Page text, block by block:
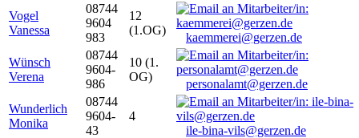
Vogel
Vanessa
08744
9604
983
12
(1.OG)
kaemmerei@gerzen.de
Wünsch
Verena
08744
9604-
986
10 (1.
OG)
personalamt@gerzen.de
Wunderlich
Monika
08744
9604-
43
4
ile-bina-vils@gerzen.de